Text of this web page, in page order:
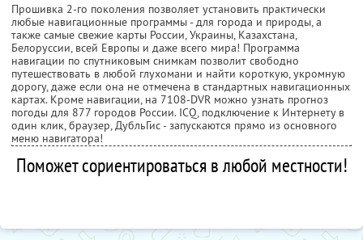
Прошивка 2-го поколения позволяет установить практически
любые навигационные программы - для города и природы, а
также самые свежие карты России, Украины, Казахстана,
Белоруссии, всей Европы и даже всего мира! Программа
навигации по спутниковым снимкам позволит свободно
путешествовать в любой глухомани и найти короткую, укромную
дорогу, даже если она не отмечена в стандартных навигационных
картах. Кроме навигации, на 7108-DVR можно узнать прогноз
погоды для 877 городов России. ICQ, подключение к Интернету в
один клик, браузер, ДубльГис - запускаются прямо из основного
меню навигатора!
Поможет сориентироваться в любой местности!